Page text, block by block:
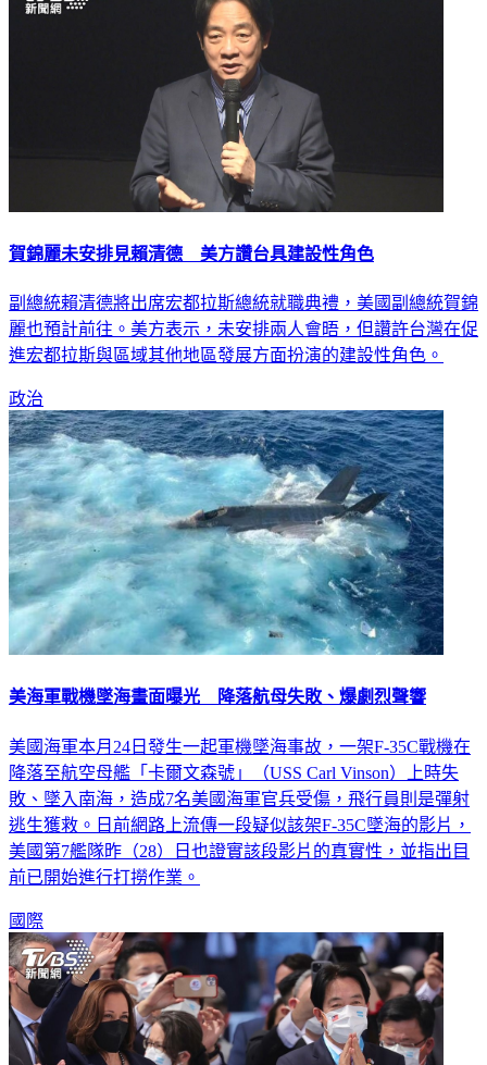
賀錦麗未安排見賴清德 美方讚台具建設性角色
副總統賴清德將出席宏都拉斯總統就職典禮，美國副總統賀錦
麗也預計前往。美方表示，未安排兩人會晤，但讚許台灣在促
進宏都拉斯與區域其他地區發展方面扮演的建設性角色。
政治
美海軍戰機墜海畫面曝光 降落航母失敗、爆劇烈聲響
美國海軍本月24日發生一起軍機墜海事故，一架F-35C戰機在
降落至航空母艦「卡爾文森號」（USS Carl Vinson）上時失
敗、墜入南海，造成7名美國海軍官兵受傷，飛行員則是彈射
逃生獲救。日前網路上流傳一段疑似該架F-35C墜海的影片，
美國第7艦隊昨（28）日也證實該段影片的真實性，並指出目
前已開始進行打撈作業。
國際